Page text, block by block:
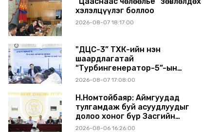
хэлэлцүүлэг боллоо
2026-08-07 18:17:00
"ДЦС-3” ТӨХК-ийн нэн
шаардлагатай
“Турбингенератор-5”-ын
шинэчлэлийн төсвийг
2026-08-07 17:08:00
Н.Номтойбаяр: Аймгуудад
тулгамдаж буй асуудлуудыг
долоо хоног бүр Засгийн
газрын хуралдаанд
2026-08-06 16:26:00